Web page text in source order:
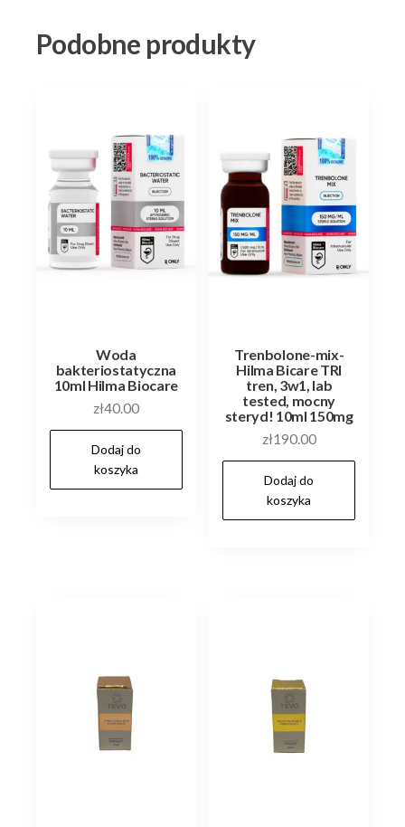
Deus
Podobne produkty
Woda
bakteriostatyczna
10ml Hilma Biocare
zł40.00
Dodaj do
koszyka
Trenbolone-mix-
Hilma Bicare TRI
tren, 3w1, lab
tested, mocny
steryd! 10ml 150mg
zł190.00
Dodaj do
koszyka